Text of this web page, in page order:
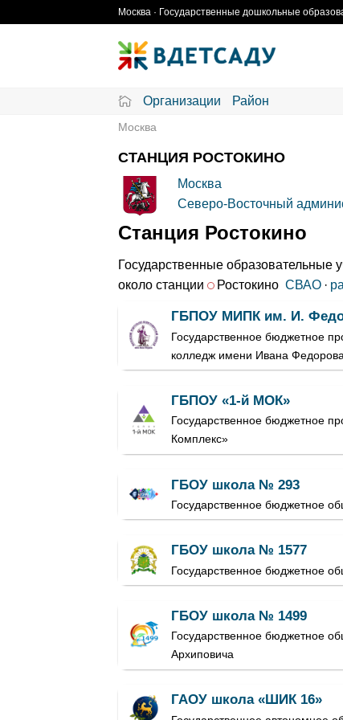
Москва · Государственные дошкольные
Организации Район
Москва
СТАНЦИЯ РОСТОКИНО
Москва
Северо-Восточный
Станция Ростокино
Государственные образовательные
около станции
Ростокино СВАО·
ГБПОУ МИПК им. И.
Государственное бюджетное
колледж имени Ивана
ГБПОУ «1-й МОК»
Государственное бюджетное
Комплекс»
ГБОУ школа № 293
Государственное бюджетное
ГБОУ школа № 1577
Государственное бюджетное
ГБОУ школа № 1499
Государственное бюджетное
Архиповича
ГАОУ школа «ШИК 16»